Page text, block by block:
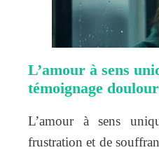
L’amour à sens
témoignage
L’amour à sens
frustration et de